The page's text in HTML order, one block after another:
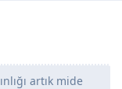
artık mide